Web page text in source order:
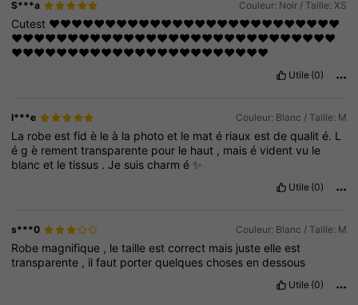
S***a Couleur: Noir / Taille: XS
Cutest ❤️❤️❤️❤️❤️❤️❤️❤️❤️❤️❤️❤️❤️❤️❤️❤️❤️❤️❤️❤️❤️❤️❤️❤️❤️❤️
❤️❤️❤️❤️❤️❤️❤️❤️❤️❤️❤️❤️❤️❤️❤️❤️❤️❤️❤️❤️❤️❤️❤️❤️❤️❤️❤️❤️❤️
❤️❤️❤️❤️❤️❤️❤️❤️❤️❤️❤️❤️❤️❤️❤️❤️❤️❤️❤️❤️❤️❤️❤️
Utile (0)
l***e Couleur: Blanc / Taille: M
La robeestfidè le à la photoet le maté riauxestdequalité. L
égè rementtransparente pour le haut , maisévidentvu le
blancet letissus .Je suischarmé ✨
Utile (0)
s***0 Couleur: Blanc / Taille: M
Robe magnifique , letailleestcorrect mais justeelleest
transparente , ilfaut porterquelqueschosesendessous
Utile (0)